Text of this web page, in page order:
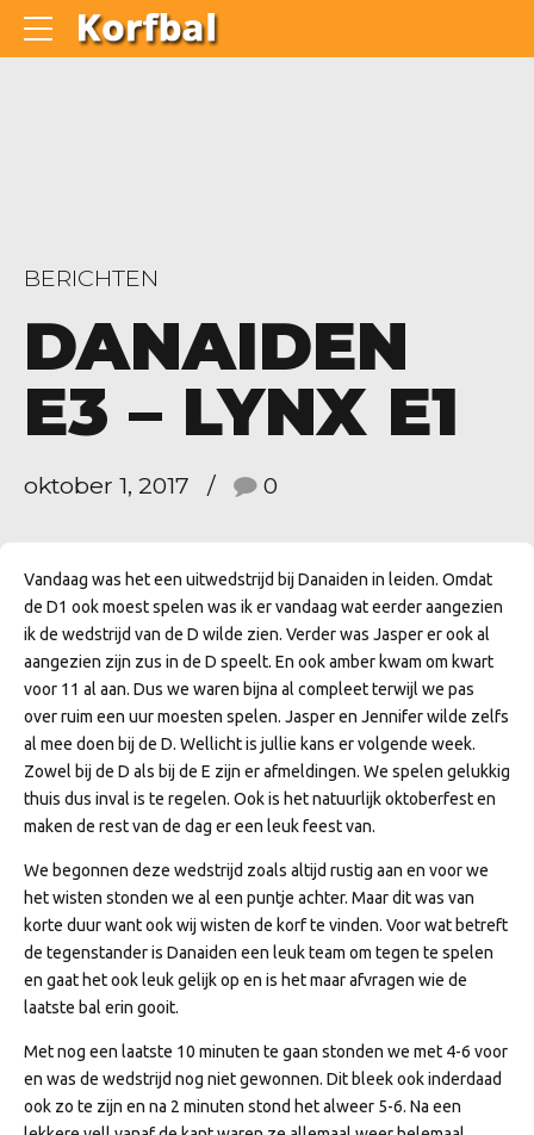
BERICHTEN
DANAIDEN
E3 – LYNX E1
oktober 1, 2017 0
Vandaag was het een uitwedstrijd bij Danaiden in leiden. Omdat
de D1 ook moest spelen was ik er vandaag wat eerder aangezien
ik de wedstrijd van de D wilde zien. Verder was Jasper er ook al
aangezien zijn zus in de D speelt. En ook amber kwam om kwart
voor 11 al aan. Dus we waren bijna al compleet terwijl we pas
over ruim een uur moesten spelen. Jasper en Jennifer wilde zelfs
al mee doen bij de D. Wellicht is jullie kans er volgende week.
Zowel bij de D als bij de E zijn er afmeldingen. We spelen gelukkig
thuis dus inval is te regelen. Ook is het natuurlijk oktoberfest en
maken de rest van de dag er een leuk feest van.
We begonnen deze wedstrijd zoals altijd rustig aan en voor we
het wisten stonden we al een puntje achter. Maar dit was van
korte duur want ook wij wisten de korf te vinden. Voor wat betreft
de tegenstander is Danaiden een leuk team om tegen te spelen
en gaat het ook leuk gelijk op en is het maar afvragen wie de
laatste bal erin gooit.
Met nog een laatste 10 minuten te gaan stonden we met 4-6 voor
en was de wedstrijd nog niet gewonnen. Dit bleek ook inderdaad
ook zo te zijn en na 2 minuten stond het alweer 5-6. Na een